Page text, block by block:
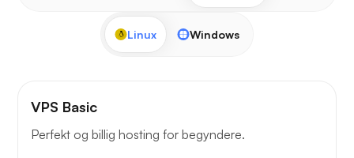
Linux Windows
VPS Basic
Perfekt og billig hosting for begyndere.